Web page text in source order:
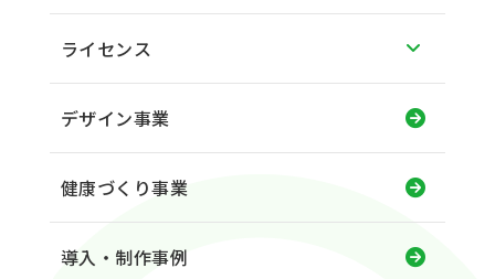
ライセンス
デザイン事業
健康づくり事業
導入・制作事例